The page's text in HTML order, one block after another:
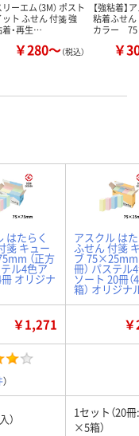
リーエム（3M） ポスト
ット ふせん 付箋 強
着・再生…
￥280～（税込）
【強粘着
粘着ふせ
カラー
￥
はたらく
箋 キュー
（正方
テル4色ア
オリジナ
アスクル は
ふせん 付箋
ブ 75×25mm
冊） パステル
ソート 20冊
箱） オリジナ
￥1,271
）
）
1セット（20
×5箱）